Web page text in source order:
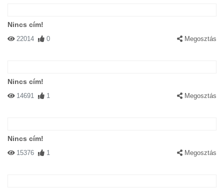
Nincs cím!
22014 0 Megosztás
Nincs cím!
14691 1 Megosztás
Nincs cím!
15376 1 Megosztás